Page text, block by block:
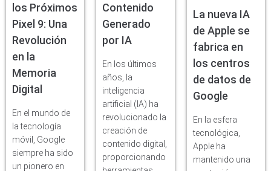
los Próximos
Pixel 9: Una
Revolución
en la
Memoria
Digital
En el mundo de
la tecnología
móvil, Google
siempre ha sido
un pionero en
Contenido
Generado
por IA
En los últimos
años, la
inteligencia
artificial (IA) ha
revolucionado la
creación de
contenido digital,
proporcionando
La nueva IA
de Apple se
fabrica en
los centros
de datos de
Google
En la esfera
tecnológica,
Apple ha
mantenido una